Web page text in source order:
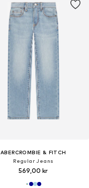
ABERCROMBIE & FITCH
Regular Jeans
569,00 kr